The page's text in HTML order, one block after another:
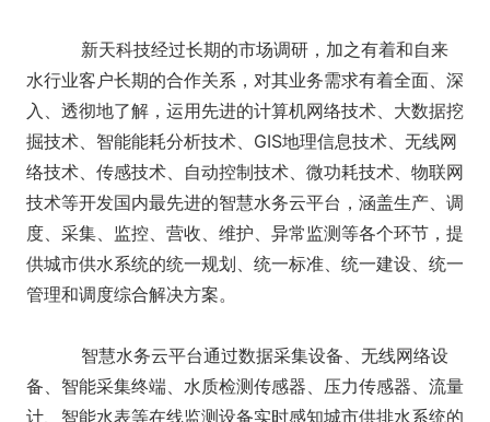
新天科技经过长期的市场调研，加之有着和自来
水行业客户长期的合作关系，对其业务需求有着全面、深
入、透彻地了解，运用先进的计算机网络技术、大数据挖
掘技术、智能能耗分析技术、GIS地理信息技术、无线网
络技术、传感技术、自动控制技术、微功耗技术、物联网
技术等开发国内最先进的智慧水务云平台，涵盖生产、调
度、采集、监控、营收、维护、异常监测等各个环节，提
供城市供水系统的统一规划、统一标准、统一建设、统一
管理和调度综合解决方案。
智慧水务云平台通过数据采集设备、无线网络设
备、智能采集终端、水质检测传感器、压力传感器、流量
计、智能水表等在线监测设备实时感知城市供排水系统的